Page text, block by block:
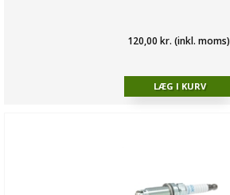
120,00 kr. (inkl. moms)